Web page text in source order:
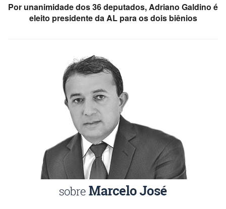
Por unanimidade dos 36 deputados, Adriano Galdino é
eleito presidente da AL para os dois biênios